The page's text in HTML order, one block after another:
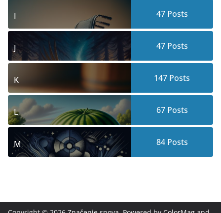
I 47Posts
J 47Posts
K 147 Posts
L 67Posts
M 84Posts